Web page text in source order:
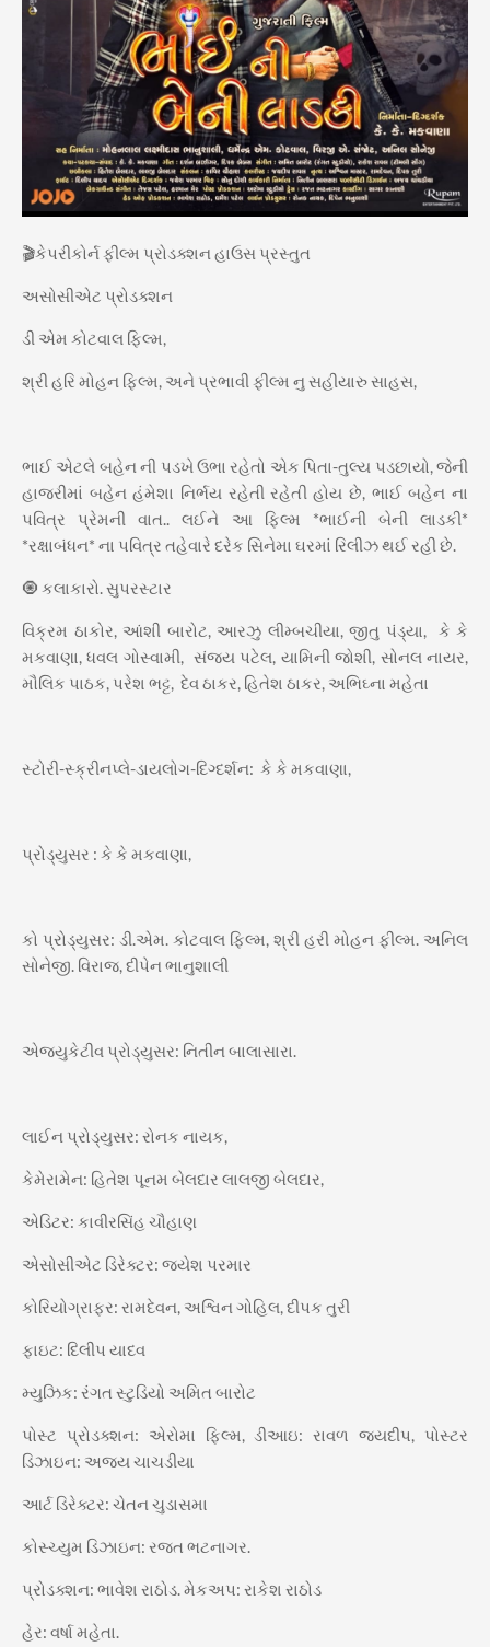
🎬કેપરીકોર્ન ફીલ્મ પ્રોડક્શન હાઉસ પ્રસ્તુત
અસોસીએટ પ્રોડક્શન
ડી એમ કોટવાલ ફિલ્મ,
શ્રી હરિ મોહન ફિલ્મ, અને પ્રભાવી ફીલ્મ નુ સહીયારુ સાહસ,
ભાઈ એટલે બહેન ની પડખે ઉભા રહેતો એક પિતા-તુલ્ય પડછાયો, જેની
હાજરીમાં બહેન હંમેશા નિર્ભય રહેતી રહેતી હોય છે, ભાઈ બહેન ના
પવિત્ર પ્રેમની વાત.. લઈને આ ફિલ્મ *ભાઈની બેની લાડકી*
*રક્ષાબંધન* ના પવિત્ર તહેવારે દરેક સિનેમા ઘરમાં રિલીઝ થઈ રહી છે.
🧿 કલાકારો. સુપરસ્ટાર
વિક્રમ ઠાકોર, આંશી બારોટ, આરઝુ લીમ્બચીયા, જીતુ પંડ્યા, કે કે
મકવાણા, ધવલ ગોસ્વામી, સંજય પટેલ, યામિની જોશી, સોનલ નાયર,
મૌલિક પાઠક, પરેશ ભટ્ટ, દેવ ઠાકર, હિતેશ ઠાકર, અભિઘ્ના મહેતા
સ્ટોરી-સ્ક્રીનપ્લે-ડાયલોગ-દિગ્દર્શન: કે કે મકવાણા,
પ્રોડ્યુસર : કે કે મકવાણા,
કો પ્રોડ્યુસર: ડી.એમ. કોટવાલ ફિલ્મ, શ્રી હરી મોહન ફીલ્મ. અનિલ
સોનેજી. વિરાજ, દીપેન ભાનુશાલી
એજ્યુકેટીવ પ્રોડ્યુસર: નિતીન બાલાસારા.
લાઈન પ્રોડ્યુસર: રોનક નાયક,
કેમેરામેન: હિતેશ પૂનમ બેલદાર લાલજી બેલદાર,
એડિટર: કાવીરસિંહ ચૌહાણ
એસોસીએટ ડિરેક્ટર: જયેશ પરમાર
કોરિયોગ્રાફર: રામદેવન, અશ્વિન ગોહિલ, દીપક તુરી
ફાઇટ: દિલીપ યાદવ
મ્યુઝિક: રંગત સ્ટુડિયો અમિત બારોટ
પોસ્ટ પ્રોડક્શન: એરોમા ફિલ્મ, ડીઆઇ: રાવળ જયદીપ, પોસ્ટર
ડિઝાઇન: અજય ચાચડીયા
આર્ટ ડિરેક્ટર: ચેતન ચુડાસમા
કોસ્ચ્યુમ ડિઝાઇન: રજત ભટનાગર.
પ્રોડક્શન: ભાવેશ રાઠોડ. મેકઅપ: રાકેશ રાઠોડ
હેર: વર્ષા મહેતા.